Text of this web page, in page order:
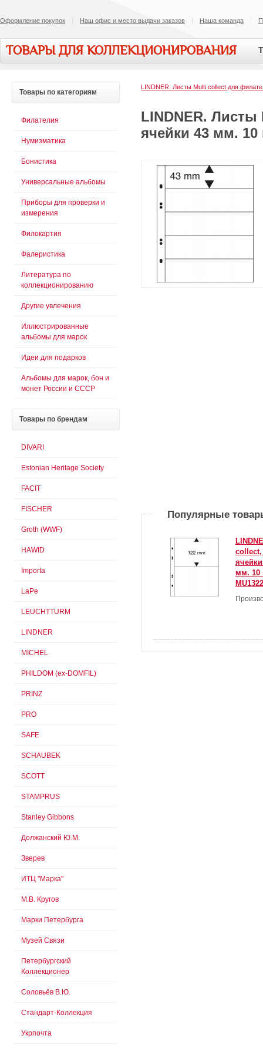
Оформление покупок Наш офис и место выдачи заказов Наша команда
ТОВАРЫ ДЛЯ КОЛЛЕКЦИОНИРОВАНИЯ
LINDNER. Листы Multi collect для
LINDNER.
ячейки 43 мм. 10
Популярные
мм. 10
MU1322
Товары по категориям
Филателия
Нумизматика
Бонистика
Универсальные альбомы
Приборы для проверки и
измерения
Филокартия
Фалеристика
Литература по
коллекционированию
Другие увлечения
Иллюстрированные
альбомы для марок
Идеи для подарков
Альбомы для марок, бон и
монет России и СССР
Товары по брендам
DIVARI
Estonian Heritage Society
FACIT
FISCHER
Groth (WWF)
HAWID
Importa
LaPe
LEUCHTTURM
LINDNER
MICHEL
PHILDOM (ex-DOMFIL)
PRINZ
PRO
SAFE
SCHAUBEK
SCOTT
STAMPRUS
Stanley Gibbons
Должанский Ю.М.
Зверев
ИТЦ "Марка"
М.В. Кругов
Марки Петербурга
Музей Связи
Петербургский
Коллекционер
Соловьёв В.Ю.
Стандарт-Коллекция
Укрпочта